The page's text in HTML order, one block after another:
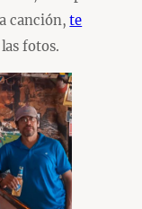
canción,te
fotos.